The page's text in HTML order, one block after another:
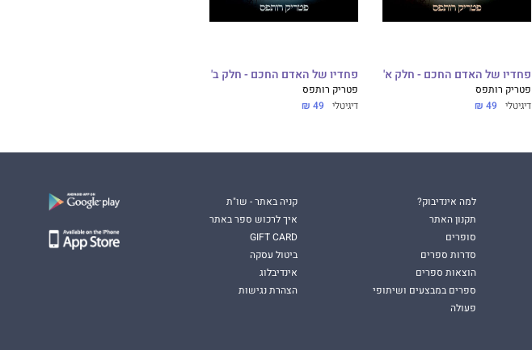
פחדיו של האדם החכם - חלק א'
פטריק רותפס
דיגיטלי 49 ₪
פחדיו של האדם החכם - חלק ב'
פטריק רותפס
דיגיטלי 49 ₪
למה אינדיבוק?
תקנון האתר
סופרים
סדרות ספרים
הוצאות ספרים
ספרים במבצעים ושיתופי
פעולה
קניה באתר - שו"ת
איך לרכוש ספר באתר
GIFT CARD
ביטול עסקה
אינדיבלוג
הצהרת נגישות